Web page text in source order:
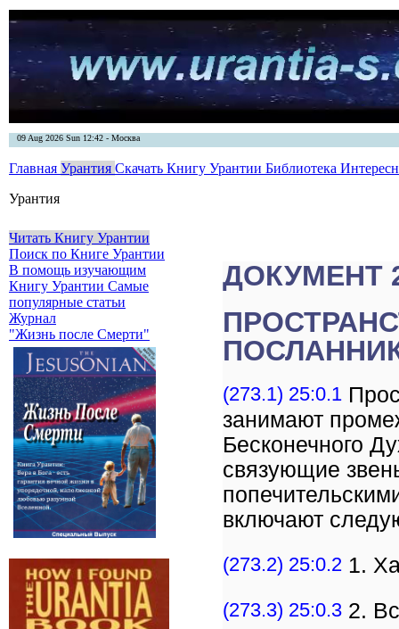
09 Aug 2026 Sun 12:42 - Москва
Главная Урантия Скачать Книгу Урантии Библиотека
Урантия
Читать Книгу Урантии
Поиск по Книге Урантии
В помощь изучающим
Книгу Урантии Самые
популярные статьи
Журнал
"Жизнь после Смерти"
ДОКУМЕНТ
(273.1) 25:0.1
занимают
Бесконечного
связующие
включают
(273.2) 25:0.2 1.
(273.3) 25:0.3 2.